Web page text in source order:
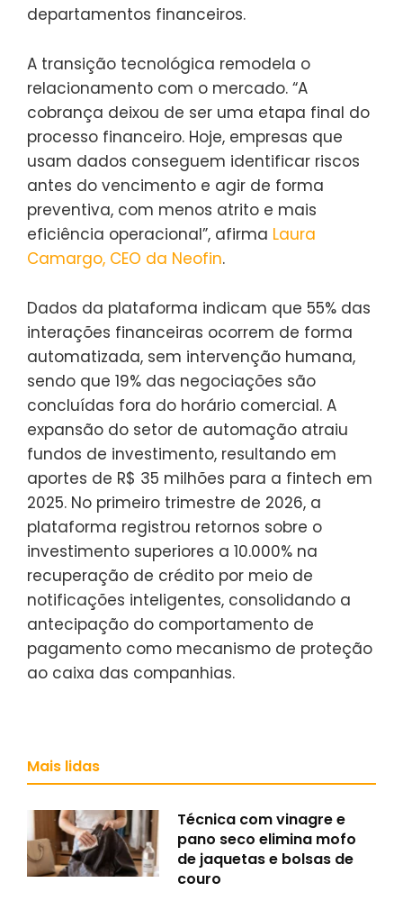
departamentos financeiros.
A transição tecnológica remodela o
relacionamento com o mercado. “A
cobrança deixou de ser uma etapa final do
processo financeiro. Hoje, empresas que
usam dados conseguem identificar riscos
antes do vencimento e agir de forma
preventiva, com menos atrito e mais
eficiência operacional”, afirma Laura
Camargo, CEO da Neofin.
Dados da plataforma indicam que 55% das
interações financeiras ocorrem de forma
automatizada, sem intervenção humana,
sendo que 19% das negociações são
concluídas fora do horário comercial. A
expansão do setor de automação atraiu
fundos de investimento, resultando em
aportes de R$ 35 milhões para a fintech em
2025. No primeiro trimestre de 2026, a
plataforma registrou retornos sobre o
investimento superiores a 10.000% na
recuperação de crédito por meio de
notificações inteligentes, consolidando a
antecipação do comportamento de
pagamento como mecanismo de proteção
ao caixa das companhias.
Mais lidas
Técnica com vinagre e
pano seco elimina mofo
de jaquetas e bolsas de
couro